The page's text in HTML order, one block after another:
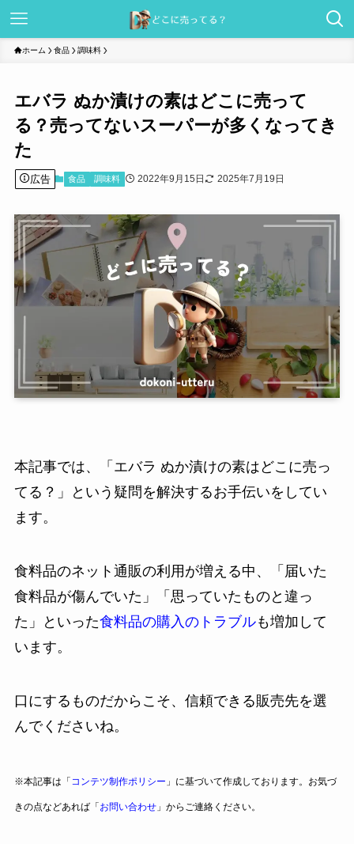
ホーム 食品 調味料
エバラ ぬか漬けの素はどこに売って
る？売ってないスーパーが多くなってき
た
広告 食品 調味料 2022年9月15日 2025年7月19日
本記事では、「エバラ ぬか漬けの素はどこに売っ
てる？」という疑問を解決するお手伝いをしてい
ます。
食料品のネット通販の利用が増える中、「届いた
食料品が傷んでいた」「思っていたものと違っ
た」といった食料品の購入のトラブルも増加して
います。
口にするものだからこそ、信頼できる販売先を選
んでくださいね。
※本記事は「 コンテツ制作ポリシー 」に基づいて作成しております。お気づ
きの点などあれば「お問い合わせ」からご連絡ください。